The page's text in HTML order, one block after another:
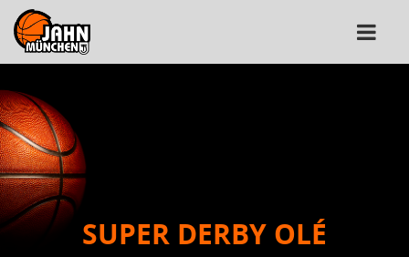
SUPER DERBY OLÉ